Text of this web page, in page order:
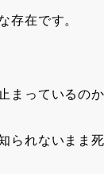
在です。
まっているの
られないまま